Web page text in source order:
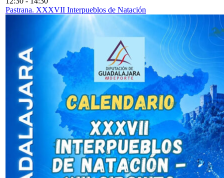
Pastrana. XXXVII Interpueblos de Natación